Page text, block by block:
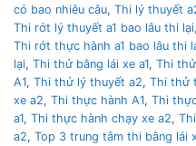
có bao nhiêu câu, Thi lý thuyết
Thi rớt lý thuyết a1 bao lâu thi lại,
Thi rớt thực hành a1 bao lâu thi
lại, Thi thử bằng lái xe a1, Thi
A1, Thi thử lý thuyết a2, Thi thử
xe a2, Thi thực hành A1, Thi
a1, Thi thực hành chạy xe a2,
a2, Top 3 trung tâm thi bằng lái